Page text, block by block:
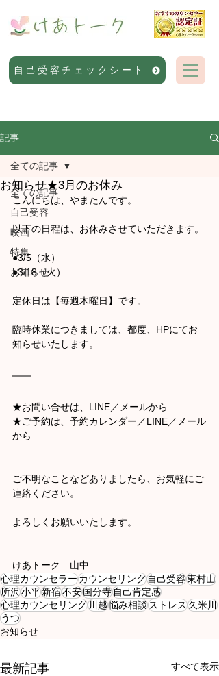
自己受容チェックシート
記事
全ての記事
自己受容
映画
特集
お知らせ
全ての記事
お知らせ★3月のお休み
こんにちは、やまたんです。
以下の日程は、お休みさせていただきます。
●3/5（水）
●3/18（火）
定休日は【毎週木曜日】です。
臨時休業につきましては、都度、HPにてお
知らせいたします。
★お問い合せは、LINE／メールから
★ご予約は、予約カレンダー／LINE／メール
から
ご不明なことなどありましたら、お気軽にご
連絡ください。
よろしくお願いいたします。
けあトーク　山中
心理カウンセラーカウンセリング自己受容東村山
所沢小平新宿不安国分寺自己肯定感
心理カウンセリング川越悩み相談ストレス久米川
うつ
お知らせ
最新記事 すべて表示